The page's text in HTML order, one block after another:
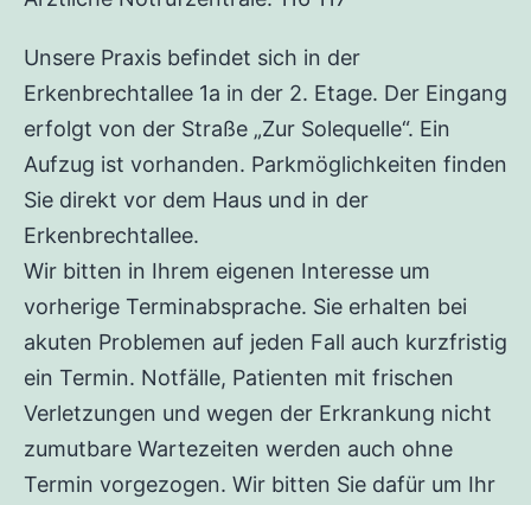
Unsere Praxis befindet sich in der
Erkenbrechtallee 1a in der 2. Etage. Der Eingang
erfolgt von der Straße „Zur Solequelle“. Ein
Aufzug ist vorhanden. Parkmöglichkeiten finden
Sie direkt vor dem Haus und in der
Erkenbrechtallee.
Wir bitten in Ihrem eigenen Interesse um
vorherige Terminabsprache. Sie erhalten bei
akuten Problemen auf jeden Fall auch kurzfristig
ein Termin. Notfälle, Patienten mit frischen
Verletzungen und wegen der Erkrankung nicht
zumutbare Wartezeiten werden auch ohne
Termin vorgezogen. Wir bitten Sie dafür um Ihr